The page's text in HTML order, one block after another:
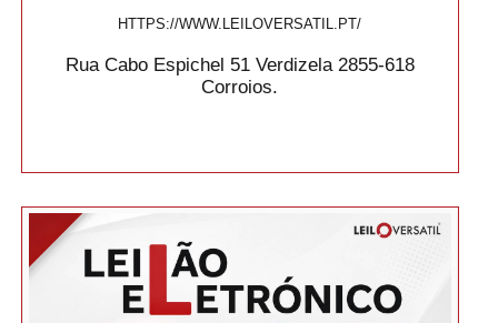
HTTPS://WWW.LEILOVERSATIL.PT/
Rua Cabo Espichel 51 Verdizela 2855-618
Corroios.